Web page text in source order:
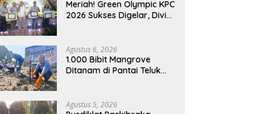
Meriah! Green Olympic KPC
2026 Sukses Digelar, Divisi
Agustus 6, 2026
1.000 Bibit Mangrove
Ditanam di Pantai Teluk
Agustus 5, 2026